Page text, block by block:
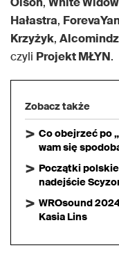
Hałastra,
Krzyżyk, Alcomindz
czyli Projekt MŁYN.
Zobacz także
Co obejrzeć po
wam się
Początki
nadejście
WROsound
Kasia Lins